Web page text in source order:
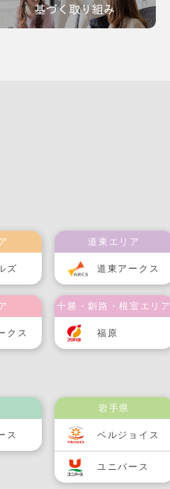
ズ
クス
道東エリア
道東アークス
十勝・釧路・根室エリア
福原
ス
岩手県
ベルジョイス
ユニバース